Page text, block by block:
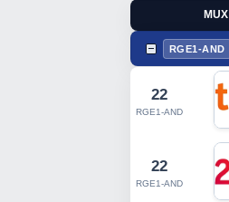
MUX
RGE1-AND
22
RGE1-AND
22
RGE1-AND